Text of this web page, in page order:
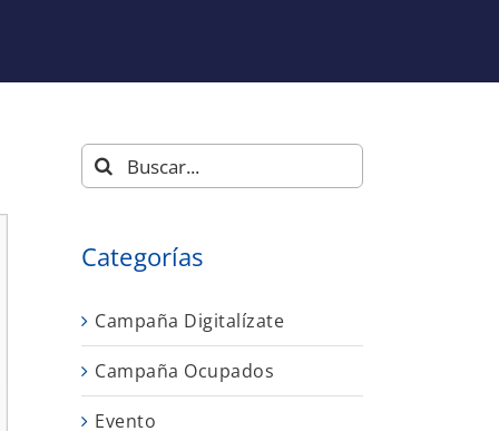
Buscar:
Categorías
Campaña Digitalízate
Campaña Ocupados
Evento